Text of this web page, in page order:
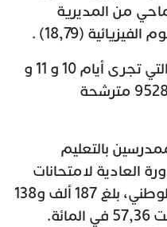
من المديرية
(18,79) .
وسيجتاز الدورة الاستدراكية، التي تجرى أيام 10 و 11 و
12 يوليوز 2018، ما مجموعه 9528 مترشحة
بالتعليم
العادية لامتحانات
البكالوريا 2018، على الصعيد الوطني، بلغ 187 ألف و138